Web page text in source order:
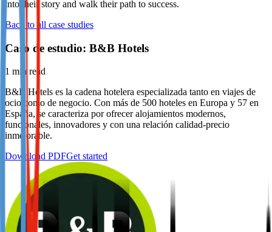
Not already our Publisher?
Sign up here
into their story and walk their path to success.
Back to all case studies
Caso de estudio: B&B Hotels
1 min read
B&B Hotels es la cadena hotelera especializada tanto en viajes de
ocio como de negocio. Con más de 500 hoteles en Europa y 57 en
España, se caracteriza por ofrecer alojamientos modernos,
funcionales, innovadores y con una relación calidad-precio
inmejorable.
Download PDFGet started